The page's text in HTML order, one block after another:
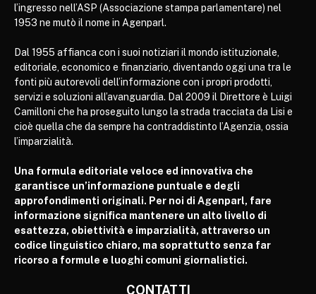
l’ingresso nell’ASP (Associazione stampa parlamentare) nel
1953 ne mutò il nome in Agenparl.
Dal 1955 affianca con i suoi notiziari il mondo istituzionale,
editoriale, economico e finanziario, diventando oggi una tra le
fonti più autorevoli dell’informazione con i propri prodotti,
servizi e soluzioni all’avanguardia. Dal 2009 il Direttore è Luigi
Camilloni che ha proseguito lungo la strada tracciata da Lisi e
cioè quella che da sempre ha contraddistinto l’Agenzia, ossia
l’imparzialità.
Una formula editoriale veloce ed innovativa che
garantisce un’informazione puntuale e degli
approfondimenti originali. Per noi di Agenparl, fare
informazione significa mantenere un alto livello di
esattezza, obiettività e imparzialità, attraverso un
codice linguistico chiaro, ma soprattutto senza far
ricorso a formule e luoghi comuni giornalistici.
CONTATTI